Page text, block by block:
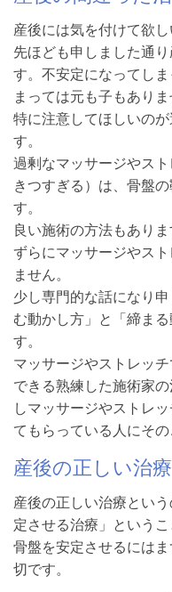
産後には気を付けて欲
先ほども申しました通
す。不安定になってし
まっては元も子もありま
特に注意してほしいの
す。
過剰なマッサージやス
きつすぎる）は、骨盤
す。
良い施術の方法もあり
ずらにマッサージやス
ません。
少し専門的な話になり
む動かし方」と「締ま
す。
マッサージやストレッ
できる熟練した施術家
しマッサージやストレ
てもらっている人にそ
産後の正しい治療
産後の正しい治療とい
定させる治療」というこ
骨盤を安定させるには
切です。